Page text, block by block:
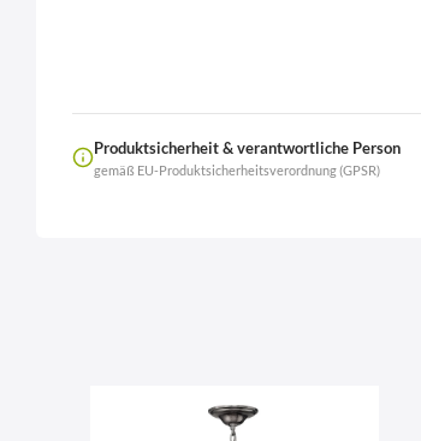
Produktsicherheit & verantwortliche Person
gemäß EU-Produktsicherheitsverordnung (GPSR)